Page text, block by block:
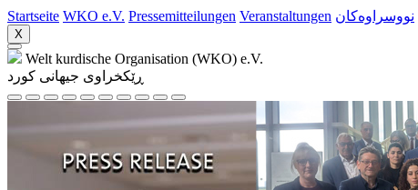
Startseite WKO e.V. Pressemitteilungen Veranstaltungen نووسراوه‌کان
X
Welt kurdische Organisation (WKO) e.V.
ڕێکخراوی جیهانی کورد